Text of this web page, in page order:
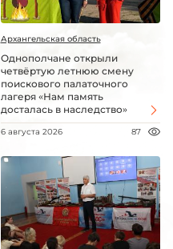
Архангельская область
Однополчане открыли
четвёртую летнюю смену
поискового палаточного
лагеря «Нам память
досталась в наследство»
6 августа 2026 87